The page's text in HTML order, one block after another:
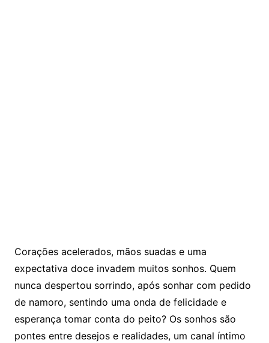
Corações acelerados, mãos suadas e uma
expectativa doce invadem muitos sonhos. Quem
nunca despertou sorrindo, após sonhar com pedido
de namoro, sentindo uma onda de felicidade e
esperança tomar conta do peito? Os sonhos são
pontes entre desejos e realidades, um canal íntimo